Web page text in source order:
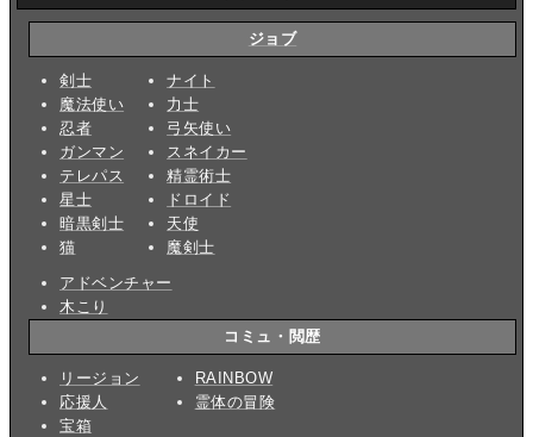
ジョブ
剣士
魔法使い
忍者
ガンマン
テレパス
星士
暗黒剣士
猫
ナイト
力士
弓矢使い
スネイカー
精霊術士
ドロイド
天使
魔剣士
アドベンチャー
木こり
コミュ・閲歴
リージョン
応援人
宝箱
RAINBOW
霊体の冒険